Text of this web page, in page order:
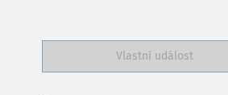
Vlastní událost